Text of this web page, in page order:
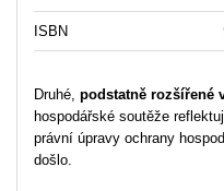
ISBN
Druhé, podstatně rozšířené
hospodářské soutěže
právní úpravy ochrany
došlo.